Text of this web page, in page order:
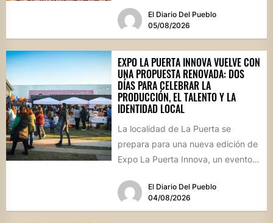
El Diario Del Pueblo
05/08/2026
EXPO LA PUERTA INNOVA VUELVE CON
UNA PROPUESTA RENOVADA: DOS
DÍAS PARA CELEBRAR LA
PRODUCCIÓN, EL TALENTO Y LA
IDENTIDAD LOCAL
La localidad de La Puerta se
prepara para una nueva edición de
Expo La Puerta Innova, un evento
El Diario Del Pueblo
04/08/2026